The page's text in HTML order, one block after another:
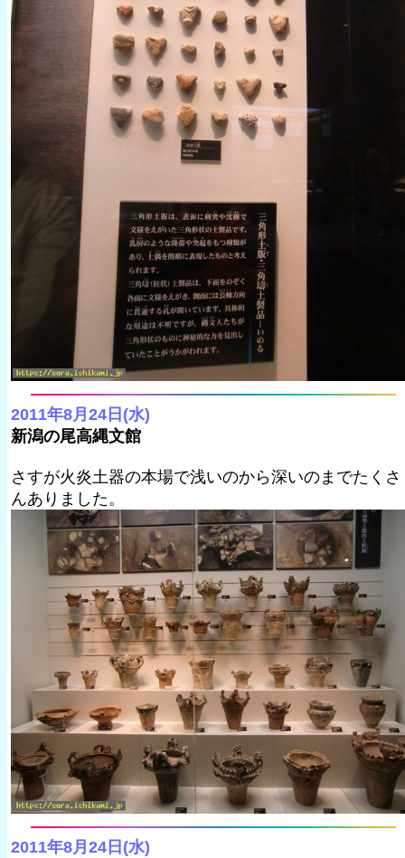
2011年8月24日(水)
新潟の尾高縄文館
さすが火炎土器の本場で浅いのから深いのまでたくさ
んありました。
2011年8月24日(水)